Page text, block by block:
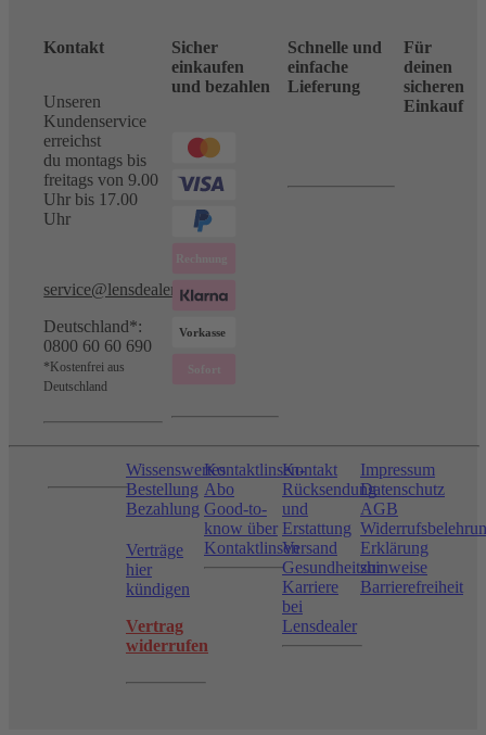
Kontakt
Unseren
Kundenservice
erreichst
du montags bis
freitags von 9.00
Uhr bis 17.00
Uhr
service@lensdealer.com
Deutschland*:
0800 60 60 690
*Kostenfrei aus
Deutschland
Sicher
einkaufen
und bezahlen
Schnelle und
einfache
Lieferung
Für
deinen
sicheren
Einkauf
Wissenswertes
Bestellung
Bezahlung
Verträge
hier
kündigen
Vertrag
widerrufen
Kontaktlinsen-
Abo
Good-to-
know über
Kontaktlinsen
Kontakt
Rücksendung
und
Erstattung
Versand
Gesundheitshinweise
Karriere
bei
Lensdealer
Impressum
Datenschutz
AGB
Erklärung
zur
Barrierefreiheit